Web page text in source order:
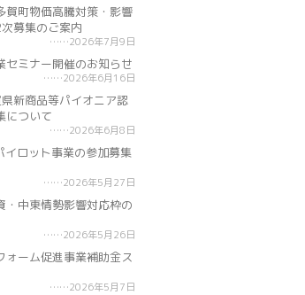
賀町物価高騰対策・影響
募集のご案内
2026年7月9日
セミナー開催のお知らせ
2026年6月16日
新商品等パイオニア認
について
2026年6月8日
イロット事業の参加募集
2026年5月27日
・中東情勢影響対応枠の
2026年5月26日
ォーム促進事業補助金ス
2026年5月7日